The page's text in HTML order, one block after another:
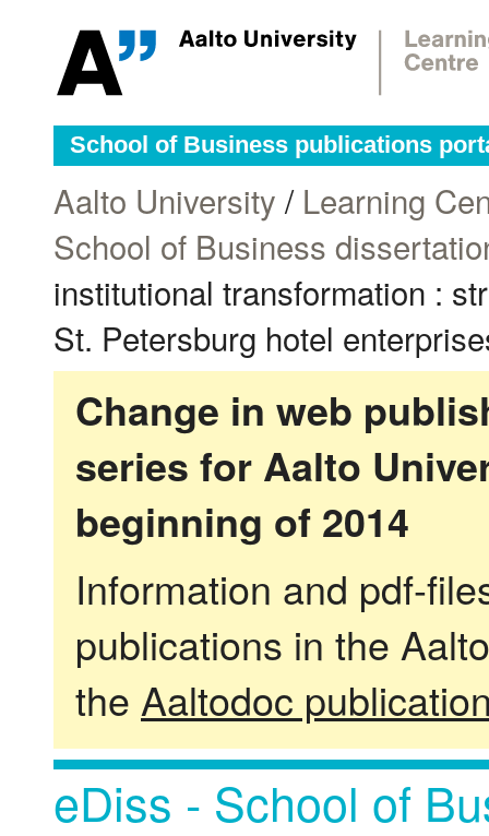
School of Business publications
Aalto University / Learning
School of Business
institutional transformation :
St. Petersburg hotel
Change in web
series for Aalto
beginning of 2014
Information and pdf-
publications in the
the Aaltodoc
eDiss - School of